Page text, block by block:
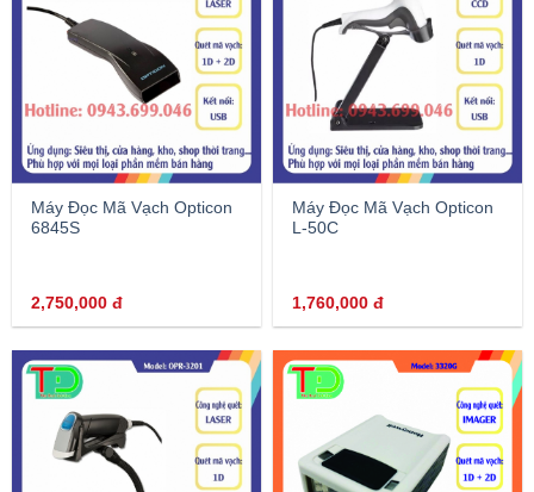
Máy Đọc Mã Vạch Opticon
6845S
2,750,000đ
Máy Đọc Mã Vạch Opticon
L-50C
1,760,000đ